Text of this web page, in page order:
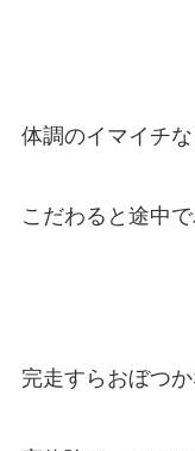
体調のイマイチ
こだわると途中
完走すらおぼつ